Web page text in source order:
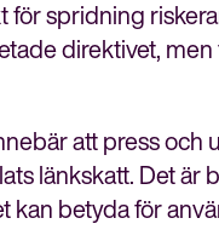
spridning
direktivet,
att press
länkskatt. Det är
betyda för